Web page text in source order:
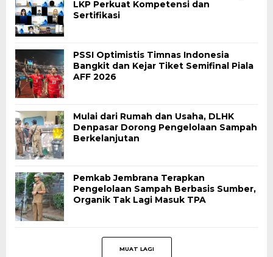
LKP Perkuat Kompetensi dan
Sertifikasi
PSSI Optimistis Timnas Indonesia
Bangkit dan Kejar Tiket Semifinal Piala
AFF 2026
Mulai dari Rumah dan Usaha, DLHK
Denpasar Dorong Pengelolaan Sampah
Berkelanjutan
Pemkab Jembrana Terapkan
Pengelolaan Sampah Berbasis Sumber,
Organik Tak Lagi Masuk TPA